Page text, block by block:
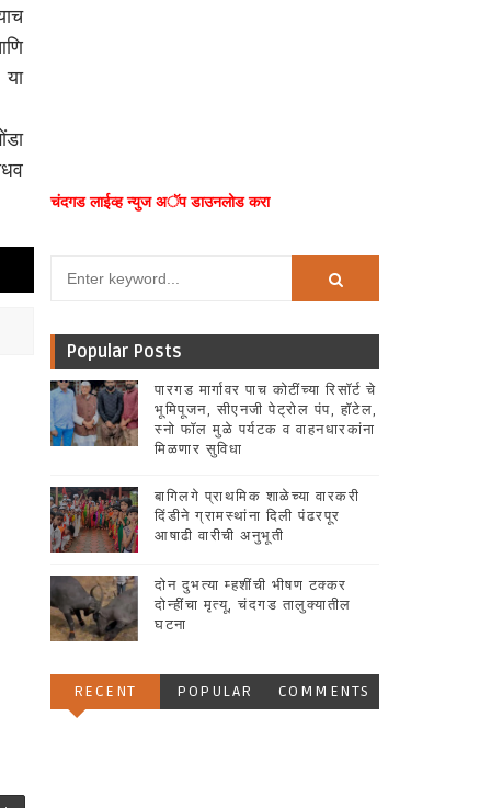
चंदगड लाईव्ह न्युज अॅप डाउनलोड करा
Popular Posts
पारगड मार्गावर पाच कोटींच्या रिसॉर्ट चे
भूमिपूजन, सीएनजी पेट्रोल पंप, हॉटेल,
स्नो फॉल मुळे पर्यटक व वाहनधारकांना
मिळणार सुविधा
बागिलगे प्राथमिक शाळेच्या वारकरी
दिंडीने ग्रामस्थांना दिली पंढरपूर
आषाढी वारीची अनुभूती
दोन दुभत्या म्हशींची भीषण टक्कर
दोन्हींचा मृत्यू, चंदगड तालुक्यातील
घटना
RECENT POPULAR COMMENTS